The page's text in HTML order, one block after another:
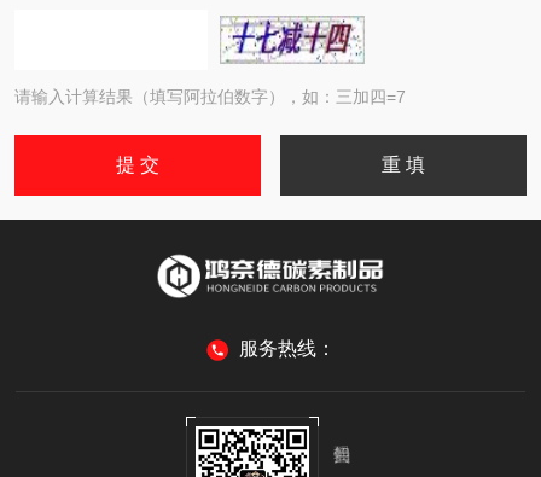
请输入计算结果（填写阿拉伯数字），如：三加四=7
服务热线：